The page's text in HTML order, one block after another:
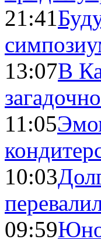
21:41
13:07В
11:05
10:03
09:59